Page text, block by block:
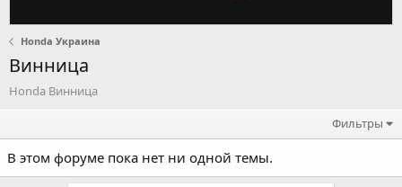
Honda Украина
Винницa
Honda Винницa
Фильтры
В этом форуме пока нет ни одной темы.